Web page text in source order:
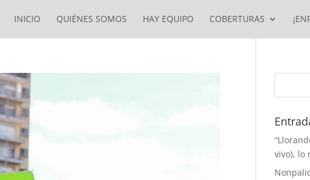
INICIO QUIÉNES SOMOS HAY EQUIPO COBERTURAS
vivo), lo